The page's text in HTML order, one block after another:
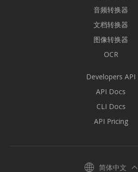
音频转换器
文档转换器
图像转换器
OCR
Developers API
API Docs
CLI Docs
API Pricing
简体中文